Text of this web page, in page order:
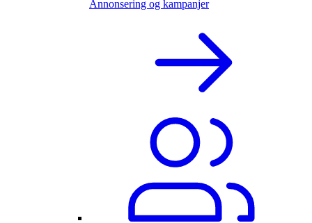
Annonsering og kampanjer